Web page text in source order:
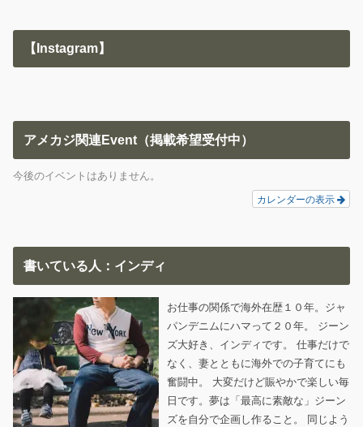
【Instagram】
アメカジ関連Event（掲載希望受付中）
今後のイベントはありません。
カレンダーの表示
書いている人：インディ
お仕事の関係で海外在歴１０年。ジャ
パンデニムにハマって２０年。 ジーン
ズ大好き、インディです。 仕事だけで
なく、妻とともに海外での子育てにも
奮闘中。 大変だけど賑やかで楽しい毎
日です。夢は「最高に素敵な」ジーン
ズを自分で企画し作ること。 同じよう